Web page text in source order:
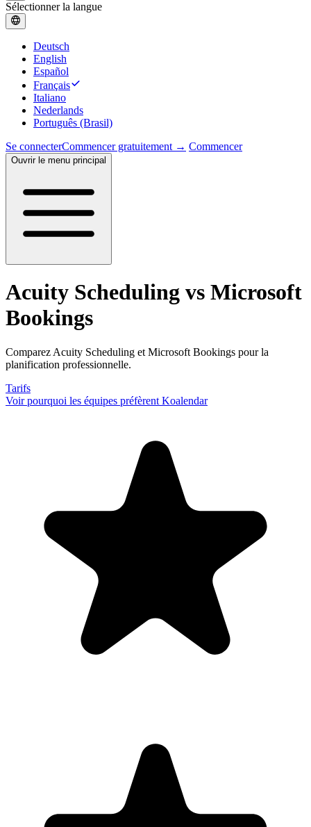
Sélectionner la langue
Deutsch
English
Español
Français
Italiano
Nederlands
Português (Brasil)
Se connecterCommencer gratuitement → Commencer
Ouvrir le menu principal
Acuity Scheduling vs Microsoft
Bookings
Comparez Acuity Scheduling et Microsoft Bookings pour la
planification professionnelle.
Tarifs
Voir pourquoi les équipes préfèrent Koalendar